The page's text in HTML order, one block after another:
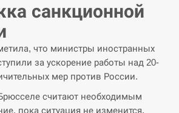
отреагируют на…
санкционной
что министры иностранных
за ускорение работы над 20-
мер против России.
считают необходимым
пока ситуация не изменится.